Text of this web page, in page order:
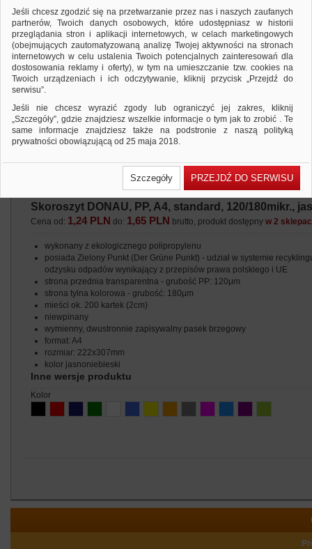
Skoroszyt DONAU, PP, A4, standard, 120/180mikr.,
Cena od: 1,24 PLN do: 1,65 PLN brutto, produkt dostępnyw 2
wykonany z ekologicznego polipropylenu
posiada Zielony Punkt (Der Grüne Punkt) - udział w systemie
odzysku odpadów wynikający z przepisów prawa polskiego i UE
strona przednia transparentna - grubość PP: 120μm
strona tylna kolorowa - grubość: 180μm
mieści ok. 200 kartek (2cm)
niewpinany
wymienny, dwustronnie zapisywalny pasek brzegowy
format: A4
rozmiar: 222x307mm
kolor jasnoniebieski
Inne wersje produktu
kolor
Jeśli chcesz zgodzić się na przetwarzanie przez nas i naszych zaufanych
partnerów, Twoich danych osobowych, które udostępniasz w historii
przeglądania stron i aplikacji internetowych, w celach marketingowych
(obejmujących zautomatyzowaną analizę Twojej aktywności na stronach
internetowych w celu ustalenia Twoich potencjalnych zainteresowań dla
dostosowania reklamy i oferty), w tym na umieszczanie tzw. cookies na
Twoich urządzeniach i ich odczytywanie, kliknij przycisk „Przejdź do
serwisu”.
Jeśli nie chcesz wyrazić zgody lub ograniczyć jej zakres, kliknij
„Szczegóły”, gdzie znajdziesz wszelkie informacje o tym jak to zrobić . Te
same informacje znajdziesz także na podstronie z naszą polityką
prywatności obowiązującą od 25 maja 2018.
wcześniejsza zgoda której udzieliliście podczas zakładania konta. Każda
Państwa zgoda jest dobrowolna i można ją w dowolnym momencie
Polityka prywatności (rozwiń)
Klauzula Informacyjna (rozwiń)
Lista Zaufanych Partnerów (rozwiń)
Szczegóły PRZEJDŹ DO SERWISU